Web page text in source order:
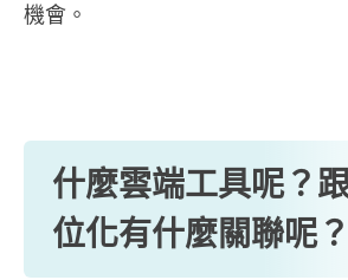
機會。
什麼雲端工具呢？
位化有什麼關聯呢？